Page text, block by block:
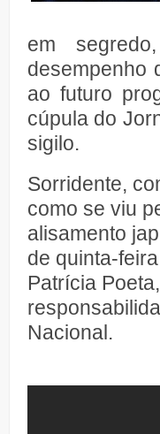
em
desempenho
ao futuro
cúpula do
sigilo.
Sorridente,
como se viu
alisamento
de quinta-
Patrícia
Nacional.